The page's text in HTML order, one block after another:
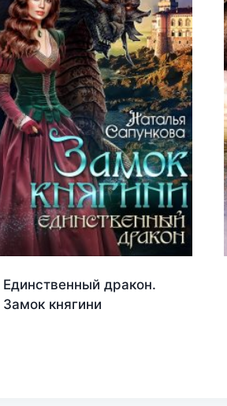
Единственный дракон.
Замок княгини